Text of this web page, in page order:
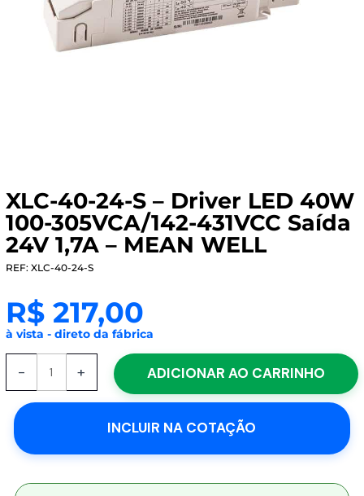
XLC-40-24-S – Driver LED 40W
100-305VCA/142-431VCC Saída
24V 1,7A – MEAN WELL
REF: XLC-40-24-S
R$217,00
à vista - direto da fábrica
-
Driver
40W
+ ADICIONAR AO CARRINHO
INCLUIR NA COTAÇÃO